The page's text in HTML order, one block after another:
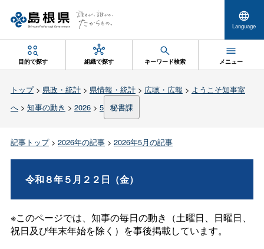
Language
目的で探す 組織で探す キーワード検索 メニュー
トップ> 県政・統計> 県情報・統計> 広聴・広報 > ようこそ知事室
へ> 知事の動き > 2026> 5 秘書課
記事トップ> 2026年の記事> 2026年5月の記事
令和８年５月２２日（金）
※このページでは、知事の毎日の動き（土曜日、日曜日、
祝日及び年末年始を除く）を事後掲載しています。